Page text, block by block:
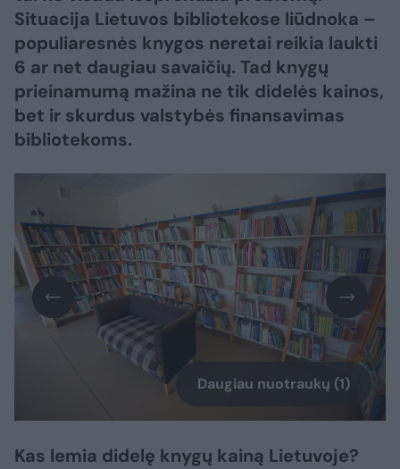
Situacija Lietuvos bibliotekose liūdnoka –
populiaresnės knygos neretai reikia laukti
6 ar net daugiau savaičių. Tad knygų
prieinamumą mažina ne tik didelės kainos,
bet ir skurdus valstybės finansavimas
bibliotekoms.
Daugiau nuotraukų (1)
Kas lemia didelę knygų kainą Lietuvoje?